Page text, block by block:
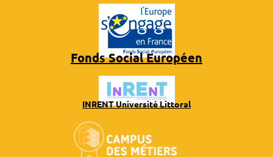
Fonds Social Européen
INRENT Université Littoral